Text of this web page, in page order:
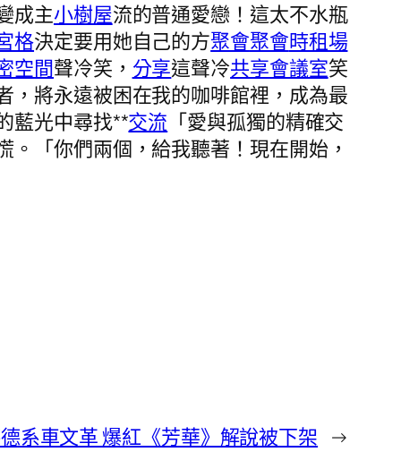
成主小樹屋流的普通愛戀！這太不水瓶
格決定要用她自己的方聚會聚會時租場
空間聲冷笑， 分享這聲冷共享會議室笑
，將永遠被困在我的咖啡館裡，成為最
藍光中尋找**交流 「愛與孤獨的精確交
「你們兩個，給我聽著！現在開始，
系車文革 爆紅《芳華》解說被下架 →